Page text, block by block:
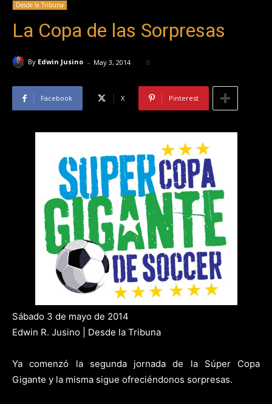
Desde la Tribuna
La Copa de las Sorpresas
By Edwin Jusino - May 3, 2014 0
Facebook X Pinterest
Sábado 3 de mayo de 2014
Edwin R. Jusino | Desde la Tribuna
Ya comenzó la segunda jornada de la Súper Copa
Gigante y la misma sigue ofreciéndonos sorpresas.